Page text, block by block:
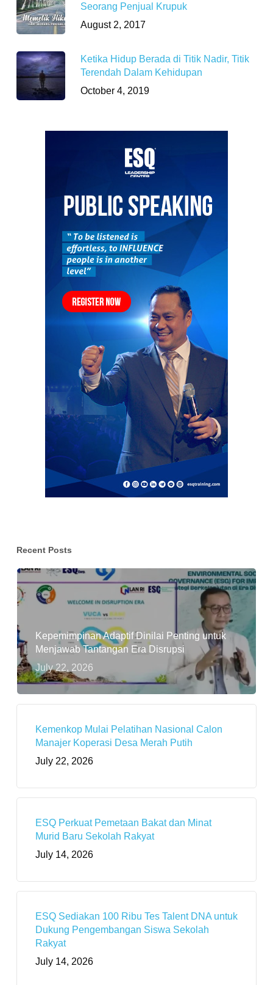
Seorang Penjual Krupuk
August 2, 2017
Ketika Hidup Berada di Titik Nadir, Titik
Terendah Dalam Kehidupan
October 4, 2019
Recent Posts
Kepemimpinan Adaptif Dinilai Penting untuk
Menjawab Tantangan Era Disrupsi
July 22, 2026
Kemenkop Mulai Pelatihan Nasional Calon
Manajer Koperasi Desa Merah Putih
July 22, 2026
ESQ Perkuat Pemetaan Bakat dan Minat
Murid Baru Sekolah Rakyat
July 14, 2026
ESQ Sediakan 100 Ribu Tes Talent DNA untuk
Dukung Pengembangan Siswa Sekolah
Rakyat
July 14, 2026